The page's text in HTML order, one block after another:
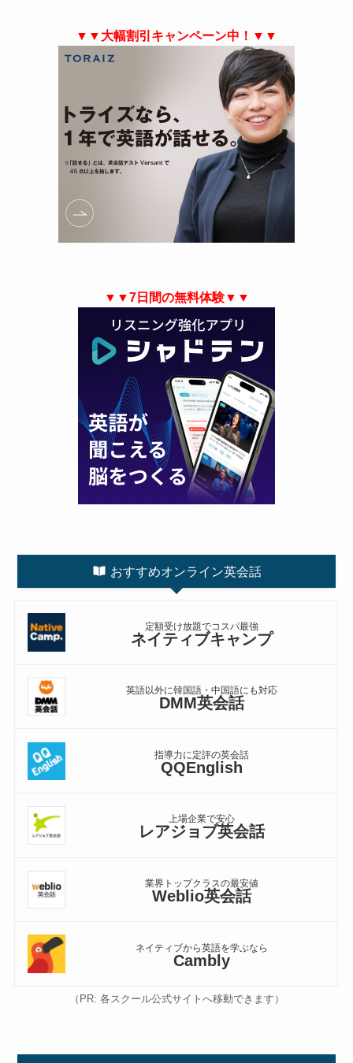
▼▼大幅割引キャンペーン中！▼▼
▼▼7日間の無料体験▼▼
おすすめオンライン英会話
定額受け放題でコスパ最強
ネイティブキャンプ
英語以外に韓国語・中国語にも対応
DMM英会話
指導力に定評の英会話
QQEnglish
上場企業で安心
レアジョブ英会話
業界トップクラスの最安値
Weblio英会話
ネイティブから英語を学ぶなら
Cambly
（PR: 各スクール公式サイトへ移動できます）